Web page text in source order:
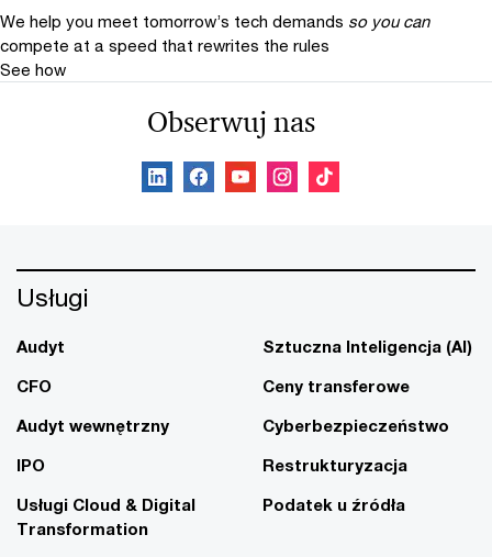
We help you meet tomorrow’s tech demands so you can
compete at a speed that rewrites the rules
See how
Obserwuj nas
Usługi
Audyt
CFO
Audyt wewnętrzny
IPO
Usługi Cloud & Digital
Transformation
Sztuczna Inteligencja (AI)
Ceny transferowe
Cyberbezpieczeństwo
Restrukturyzacja
Podatek u źródła